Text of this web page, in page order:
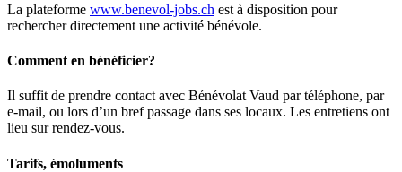
La plateforme www.benevol-jobs.ch est à disposition pour
rechercher directement une activité bénévole.
Comment en bénéficier?
Il suffit de prendre contact avec Bénévolat Vaud par téléphone, par
e-mail, ou lors d’un bref passage dans ses locaux. Les entretiens ont
lieu sur rendez-vous.
Tarifs, émoluments